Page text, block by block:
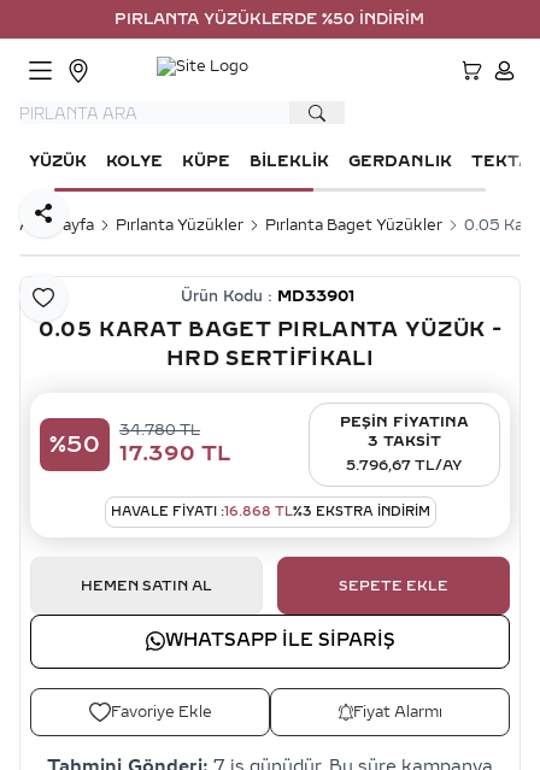
PIRLANTA YÜZÜKLERDE %50 İNDİRİM
YÜZÜK KOLYE KÜPE BILEKLIK GERDANLIK TEKTAŞ
Ana Sayfa Pırlanta Yüzükler Pırlanta Baget Yüzükler 0.05
Favoriye Ekle
Paylaş
Ürün Kodu : MD33901
0.05 KARAT BAGET PIRLANTA YÜZÜK -
HRD SERTIFIKALI
%50
34.780TL
17.390 TL
PEŞİN FİYATINA
3 TAKSİT
5.796,67 TL/AY
HAVALE FIYATI :16.868 TL%3 EKSTRA İNDİRİM
HEMEN SATIN AL SEPETE EKLE
WHATSAPP ILE SIPARIŞ
Favoriye Ekle Fiyat Alarmı